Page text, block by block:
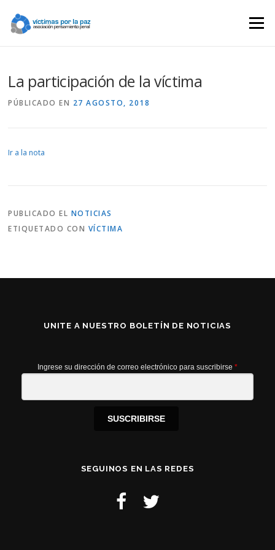
contenido
Menú
La participación de la víctima
PÚBLICADO EN 27 AGOSTO, 2018
Ir a la nota
PUBLICADO EL NOTICIAS
ETIQUETADO CON VÍCTIMA
UNITE A NUESTRO BOLETÍN DE NOTICIAS
Ingrese su dirección de correo electrónico para suscribirse *
SUSCRIBIRSE
SEGUINOS EN LAS REDES